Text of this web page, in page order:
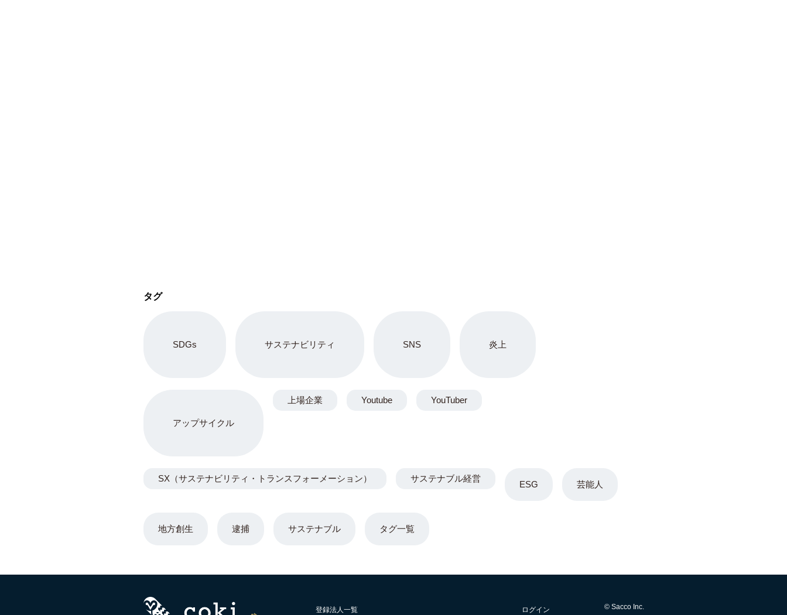
タグ
SDGs サステナビリティ SNS 炎上
アップサイクル
ESG 芸能人
地方創生 逮捕 サステナブル
上場企業 Youtube YouTuber
SX（サステナビリティ・トランスフォーメーション） サステナブル経営
タグ一覧
登録法人一覧 ログイン © Sacco Inc.